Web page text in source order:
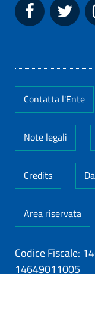
Contatta l'Ente
Note legali
Credits
Area riservata
Codice Fiscale:
14649011005